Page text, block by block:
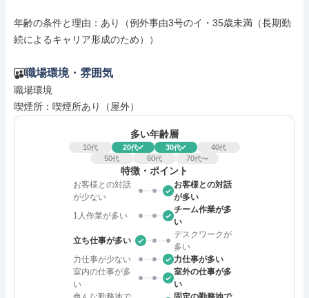
年齢の条件と理由：あり（例外事由3号のイ・35歳未満（長期勤
続によるキャリア形成のため））
職場環境・雰囲気
職場環境
喫煙所：喫煙所あり（屋外）
多い年齢層
10代 20代 30代 40代
50代 60代 70代〜
特徴・ポイント
お客様との対話
が少ない
お客様との対話
が多い
1人作業が多い
チーム作業が多
い
立ち仕事が多い
デスクワークが
多い
力仕事が少ない
力仕事が多い
室内の仕事が多
い
室外の仕事が多
い